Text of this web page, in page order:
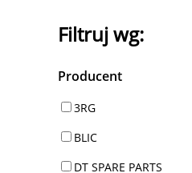
Filtruj wg:
Producent
3RG
BLIC
DT SPARE PARTS